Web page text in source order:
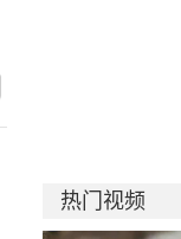
热门视频